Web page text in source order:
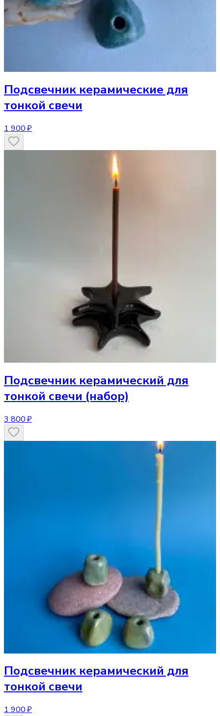
Подсвечник керамические для
тонкой свечи
1 900 ₽
Подсвечник керамический для
тонкой свечи (набор)
3 800 ₽
Подсвечник керамический для
тонкой свечи
1 900 ₽